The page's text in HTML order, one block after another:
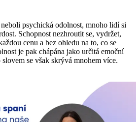
psychická odolnost, mnoho lidí si
Schopnost nezhroutit se, vydržet,
cenu a bez ohledu na to, co se
je pak chápána jako určitá emoční
se však skrývá mnohem více.